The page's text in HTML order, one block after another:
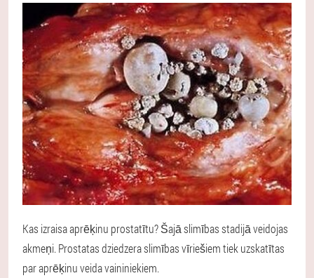
Kas izraisa aprēķinu prostatītu? Šajā slimības stadijā veidojas
akmeņi. Prostatas dziedzera slimības vīriešiem tiek uzskatītas
par aprēķinu veida vaininiekiem.